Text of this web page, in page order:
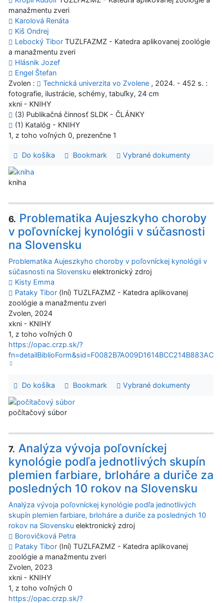
manažmentu zveri
Karolová Renáta
Kiš Ondrej
Lebocký Tibor TUZLFAZMZ - Katedra aplikovanej zoológie
a manažmentu zveri
Hlásnik Jozef
Engel Štefan
Zvolen :
Technická univerzita vo Zvolene , 2024. - 452 s. :
fotografie, ilustrácie, schémy, tabuľky, 24 cm
xkni - KNIHY
(3) Publikačná činnosť SLDK - ČLÁNKY
(1) Katalóg - KNIHY
1, z toho voľných 0, prezenčne 1
Do košíka Bookmark Vybrané dokumenty
kniha
6. Problematika Aujeszkyho choroby
v poľovníckej kynológii v súčasnosti
na Slovensku
Problematika Aujeszkyho choroby v poľovníckej kynológii v
súčasnosti na Slovensku elektronický zdroj
Kisty Emma
Pataky Tibor (Iní) TUZLFAZMZ - Katedra aplikovanej
zoológie a manažmentu zveri
Zvolen, 2024
xkni - KNIHY
1, z toho voľných 0
https://opac.crzp.sk/?
fn=detailBiblioForm&sid=F0082B7A009D1614BCC214B883AC
Do košíka Bookmark Vybrané dokumenty
počítačový súbor
7. Analýza vývoja poľovníckej
kynológie podľa jednotlivých skupín
plemien farbiare, brloháre a duriče za
posledných 10 rokov na Slovensku
Analýza vývoja poľovníckej kynológie podľa jednotlivých
skupín plemien farbiare, brloháre a duriče za posledných 10
rokov na Slovensku elektronický zdroj
Borovičková Petra
Pataky Tibor (Iní) TUZLFAZMZ - Katedra aplikovanej
zoológie a manažmentu zveri
Zvolen, 2023
xkni - KNIHY
1, z toho voľných 0
https://opac.crzp.sk/?